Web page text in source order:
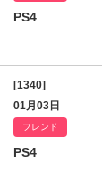
PS4
[1340]
01月03日
フレンド
PS4